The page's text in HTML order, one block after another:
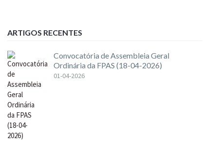
ARTIGOS RECENTES
Convocatória de Assembleia Geral
Ordinária da FPAS (18-04-2026)
01-04-2026